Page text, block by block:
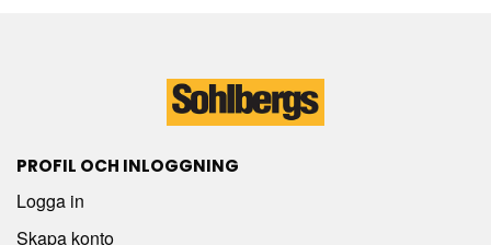
PROFIL OCH INLOGGNING
Logga in
Skapa konto